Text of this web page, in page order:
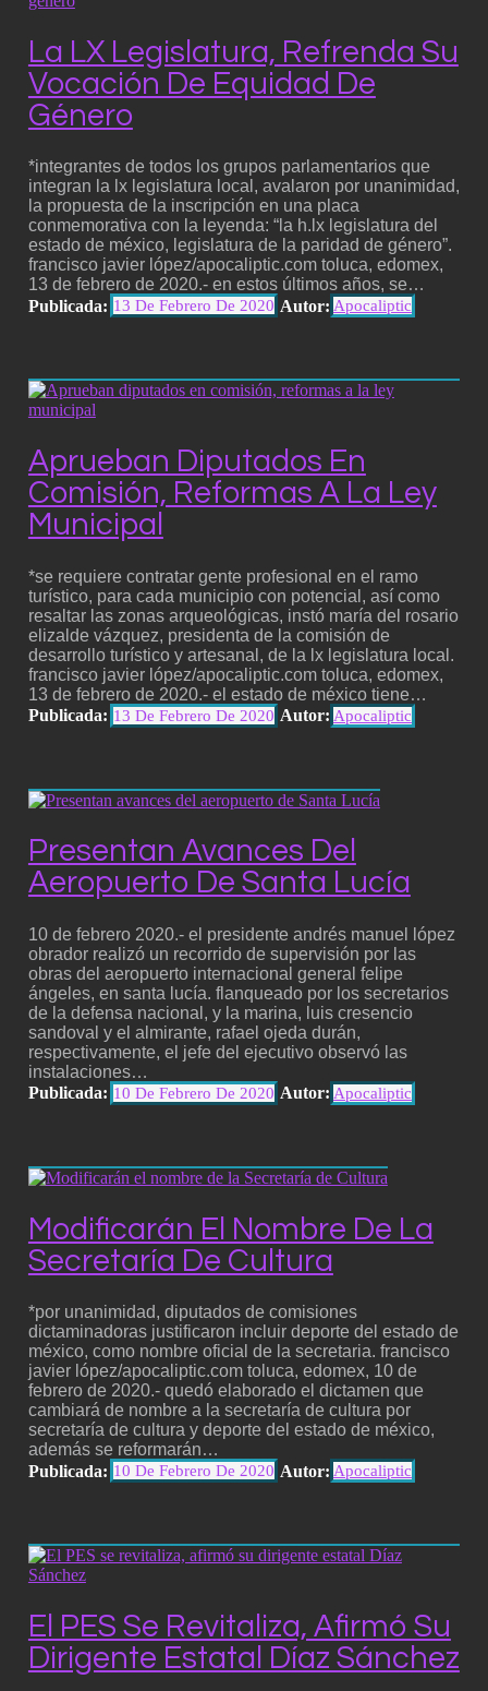
La LX Legislatura, Refrenda Su
Vocación De Equidad De
Género
*integrantes de todos los grupos parlamentarios que
integran la lx legislatura local, avalaron por unanimidad,
la propuesta de la inscripción en una placa
conmemorativa con la leyenda: “la h.lx legislatura del
estado de méxico, legislatura de la paridad de género”.
francisco javier lópez/apocaliptic.com toluca, edomex,
13 de febrero de 2020.- en estos últimos años, se…
Publicada: 13 De Febrero De 2020 Autor: Apocaliptic
Aprueban Diputados En
Comisión, Reformas A La Ley
Municipal
*se requiere contratar gente profesional en el ramo
turístico, para cada municipio con potencial, así como
resaltar las zonas arqueológicas, instó maría del rosario
elizalde vázquez, presidenta de la comisión de
desarrollo turístico y artesanal, de la lx legislatura local.
francisco javier lópez/apocaliptic.com toluca, edomex,
13 de febrero de 2020.- el estado de méxico tiene…
Publicada: 13 De Febrero De 2020 Autor: Apocaliptic
Presentan Avances Del
Aeropuerto De Santa Lucía
10 de febrero 2020.- el presidente andrés manuel lópez
obrador realizó un recorrido de supervisión por las
obras del aeropuerto internacional general felipe
ángeles, en santa lucía. flanqueado por los secretarios
de la defensa nacional, y la marina, luis cresencio
sandoval y el almirante, rafael ojeda durán,
respectivamente, el jefe del ejecutivo observó las
instalaciones…
Publicada: 10 De Febrero De 2020 Autor: Apocaliptic
Modificarán El Nombre De La
Secretaría De Cultura
*por unanimidad, diputados de comisiones
dictaminadoras justificaron incluir deporte del estado de
méxico, como nombre oficial de la secretaria. francisco
javier lópez/apocaliptic.com toluca, edomex, 10 de
febrero de 2020.- quedó elaborado el dictamen que
cambiará de nombre a la secretaría de cultura por
secretaría de cultura y deporte del estado de méxico,
además se reformarán…
Publicada: 10 De Febrero De 2020 Autor: Apocaliptic
El PES Se Revitaliza, Afirmó Su
Dirigente Estatal Díaz Sánchez